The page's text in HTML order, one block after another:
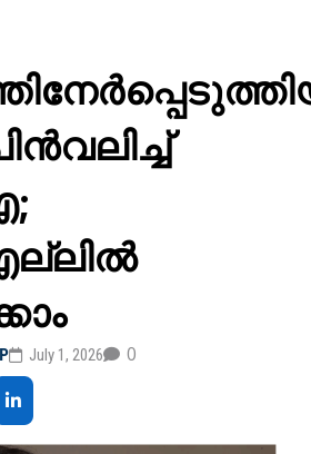
July 1, 2026 0